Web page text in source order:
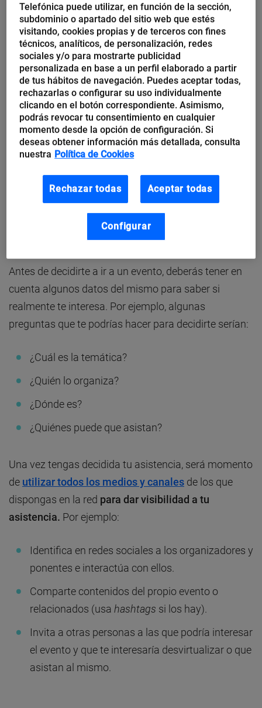
Seminarios.
Conferencias.
Ponencias.
Cenas, almuerzos, desayunos.
Ferias profesionales o del sector.
Consejos para aprovechar los eventos
Realiza un trabajo previo
Antes de decidirte a ir a un evento, deberás tener en
cuenta algunos datos del mismo para saber si
realmente te interesa. Por ejemplo, algunas
preguntas que te podrías hacer para decidirte serían:
¿Cuál es la temática?
¿Quién lo organiza?
¿Dónde es?
¿Quiénes puede que asistan?
Una vez tengas decidida tu asistencia, será momento
de utilizar todos los medios y canales de los que
dispongas en la red para dar visibilidad a tu
asistencia. Por ejemplo:
Identifica en redes sociales a los organizadores y
ponentes e interactúa con ellos.
Comparte contenidos del propio evento o
relacionados (usa hashtags si los hay).
Invita a otras personas a las que podría interesar
el evento y que te interesaría desvirtualizar o que
asistan al mismo.
Telefónica puede utilizar, en función de la sección,
subdominio o apartado del sitio web que estés
visitando, cookies propias y de terceros con fines
técnicos, analíticos, de personalización, redes
sociales y/o para mostrarte publicidad
personalizada en base a un perfil elaborado a partir
de tus hábitos de navegación. Puedes aceptar todas,
rechazarlas o configurar su uso individualmente
clicando en el botón correspondiente. Asimismo,
podrás revocar tu consentimiento en cualquier
momento desde la opción de configuración. Si
deseas obtener información más detallada, consulta
nuestra Política de Cookies
Rechazar todas Aceptar todas
Configurar